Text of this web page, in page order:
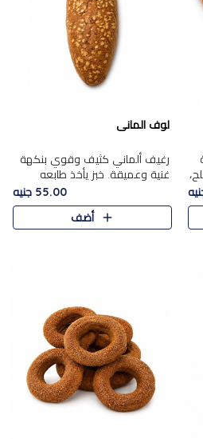
لوف المانى
رغيف ألماني كثيف وقوي بنكهة
غنية وعميقة. خبز يأخذ طابعه
55.00 جنيه
أضف